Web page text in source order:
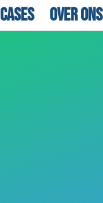
Cases Over ons